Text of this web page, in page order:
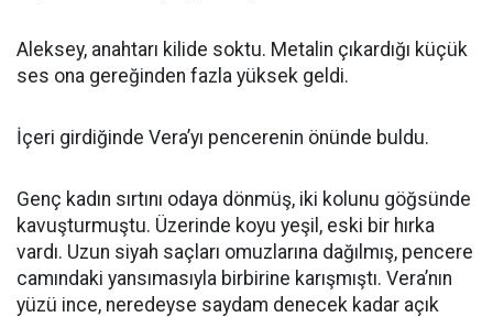
Aleksey, anahtarı kilide soktu. Metalin çıkardığı küçük
ses ona gereğinden fazla yüksek geldi.
İçeri girdiğinde Vera’yı pencerenin önünde buldu.
Genç kadın sırtını odaya dönmüş, iki kolunu göğsünde
kavuşturmuştu. Üzerinde koyu yeşil, eski bir hırka
vardı. Uzun siyah saçları omuzlarına dağılmış, pencere
camındaki yansımasıyla birbirine karışmıştı. Vera’nın
yüzü ince, neredeyse saydam denecek kadar açık